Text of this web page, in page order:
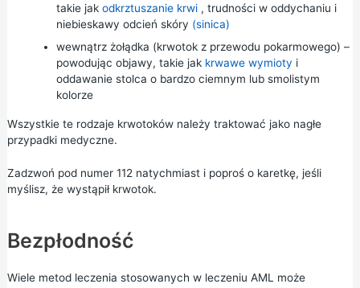
takie jak odkrztuszanie krwi, trudności w oddychaniu i
niebieskawy odcień skóry (sinica)
wewnątrz żołądka (krwotok z przewodu pokarmowego) –
powodując objawy, takie jak krwawe wymioty i
oddawanie stolca o bardzo ciemnym lub smolistym
kolorze
Wszystkie te rodzaje krwotoków należy traktować jako nagłe
przypadki medyczne.
Zadzwoń pod numer 112 natychmiast i poproś o karetkę, jeśli
myślisz, że wystąpił krwotok.
Bezpłodność
Wiele metod leczenia stosowanych w leczeniu AML może